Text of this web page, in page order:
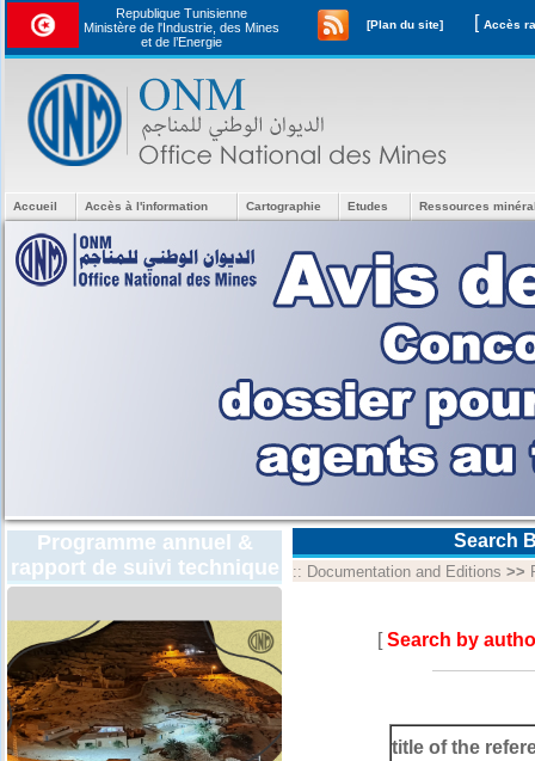
Republique Tunisienne
Ministère de l'Industrie, des Mines
et de l’Energie
[Plan du site] [
Accueil Accès à l'information Cartographie Etudes Ressources
Programme annuel &
rapport de suivi technique
Search
:: Documentation and Editions >>
[Search by
title of the